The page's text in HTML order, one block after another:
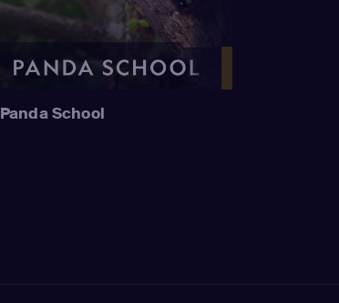
Panda School